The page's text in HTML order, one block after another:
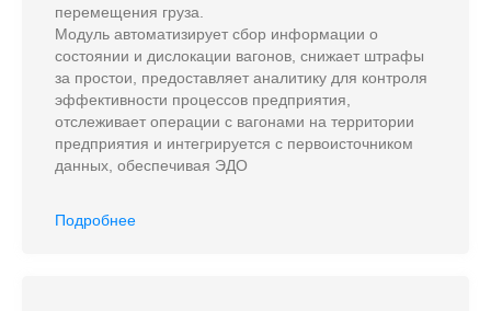
перемещения груза.
Модуль автоматизирует сбор информации о
состоянии и дислокации вагонов, снижает штрафы
за простои, предоставляет аналитику для контроля
эффективности процессов предприятия,
отслеживает операции с вагонами на территории
предприятия и интегрируется с первоисточником
данных, обеспечивая ЭДО
Подробнее